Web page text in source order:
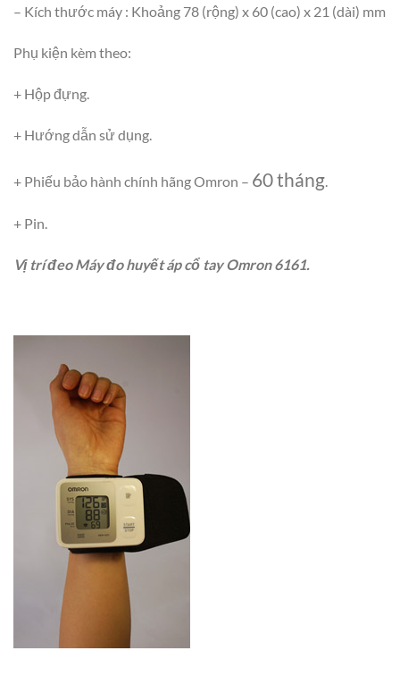
– Kích thước máy : Khoảng 78 (rộng) x 60 (cao) x 21 (dài) mm
Phụ kiện kèm theo:
+ Hộp đựng.
+ Hướng dẫn sử dụng.
+ Phiếu bảo hành chính hãng Omron – 60 tháng
+ Pin.
Vị trí đeo Máy đo huyết áp cổ tay Omron 6161.